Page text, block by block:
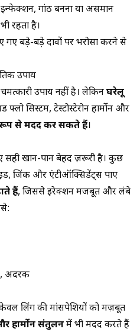
गांठ बनना या असमान
रहता है।
गए बड़े-बड़े दावों पर भरोसा करने से
उपाय
उपाय नहीं है। लेकिनघरेलू
फ्लो सिस्टम, टेस्टोस्टेरोन हार्मोन और
रूप से मदद कर सकते हैं।
खान-पान बेहद ज़रूरी है। कुछ
जिंक और एंटीऑक्सिडेंट्स पाए
हैं, जिससे इरेक्शन मजबूत और लंबे
अदरक
लिंग की मांसपेशियों को मज़बूत
हार्मोन संतुलनमें भी मदद करते हैं